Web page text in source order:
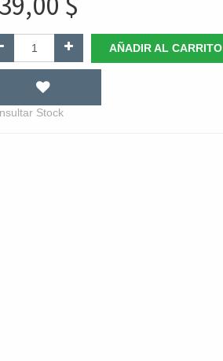
AÑADIR AL CARRITO
Stock